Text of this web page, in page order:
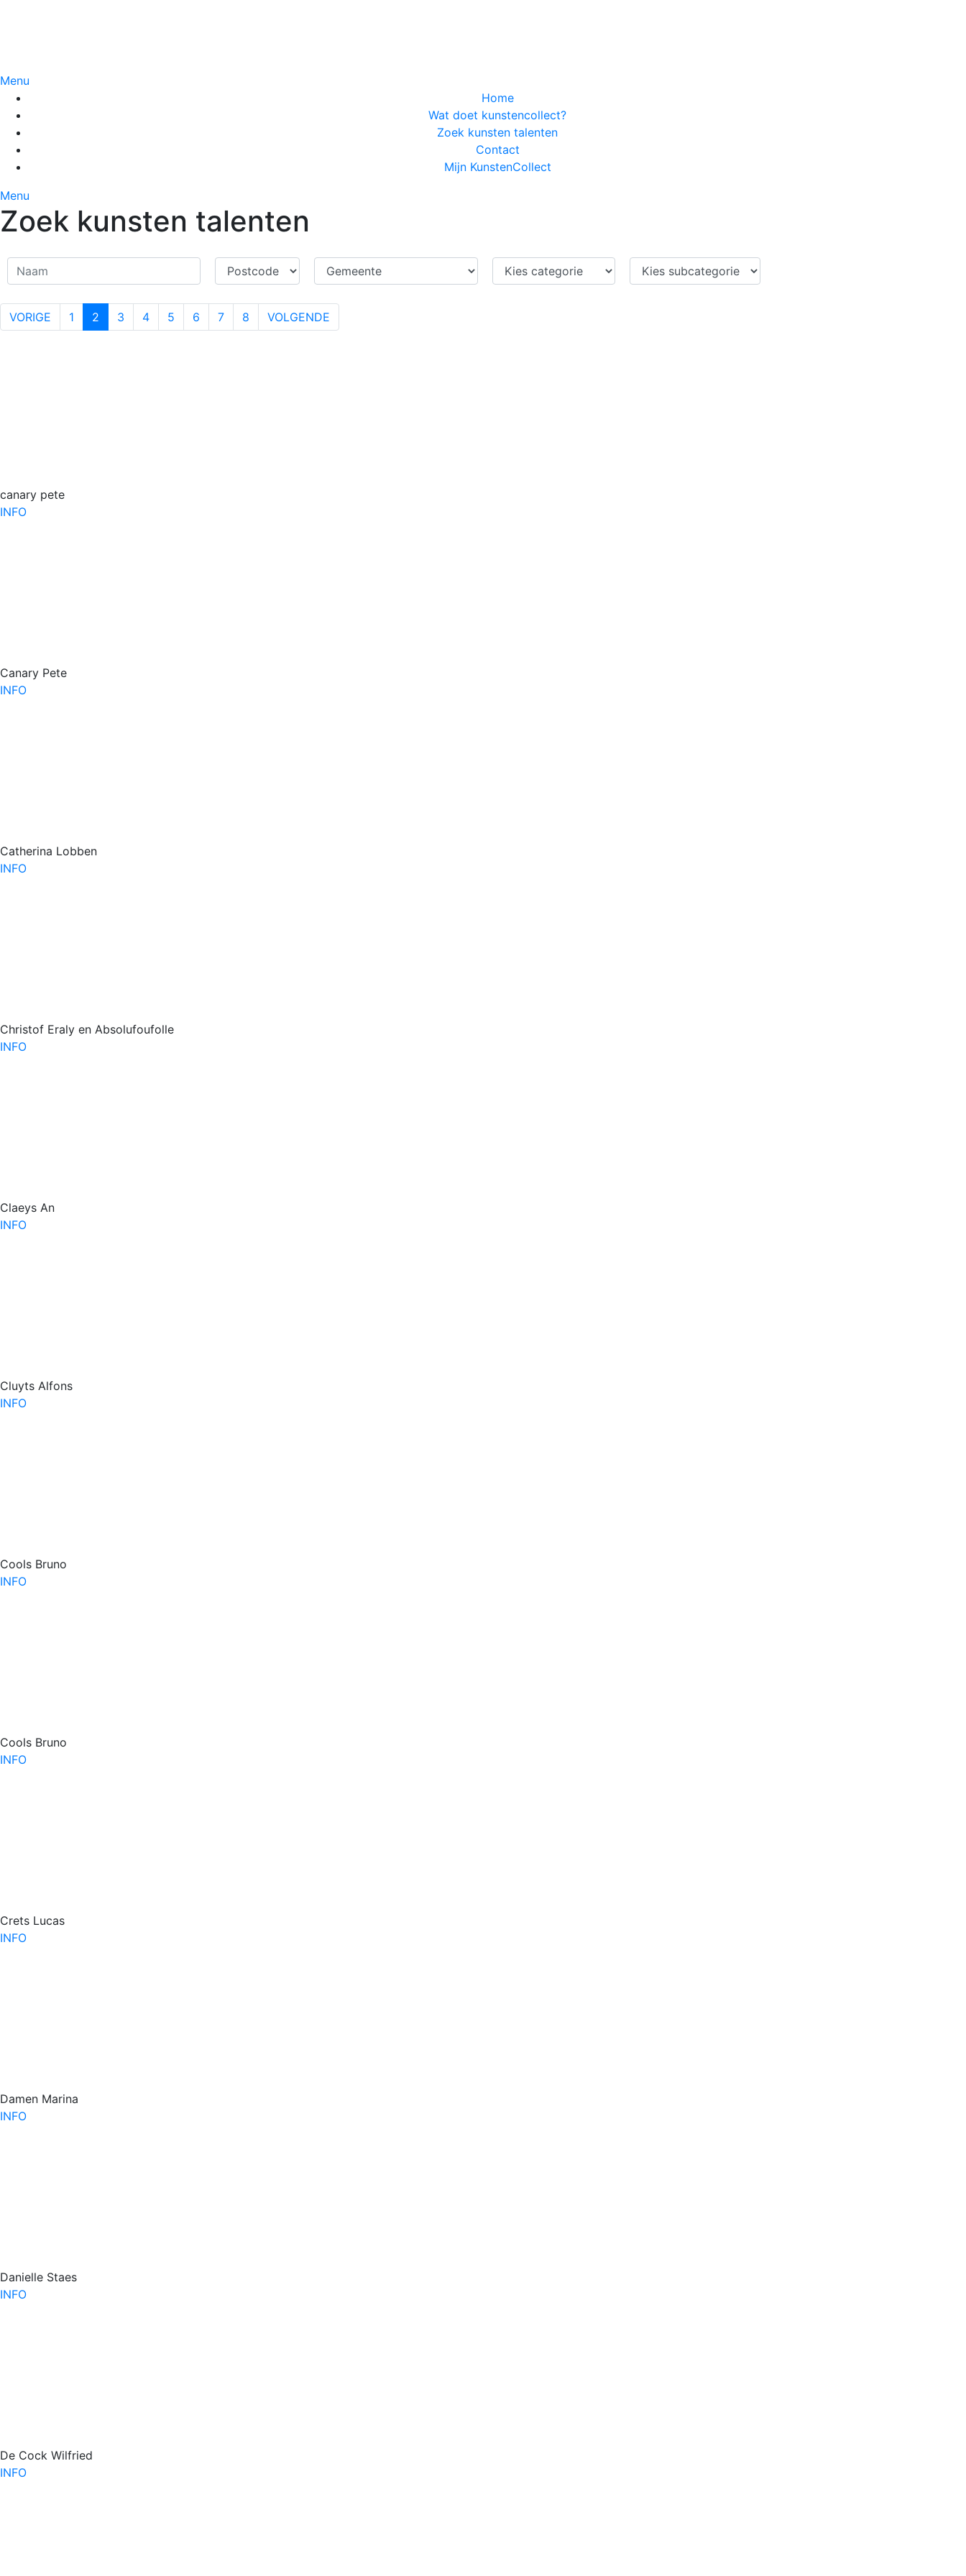
Menu
Home
Wat doet kunstencollect?
Zoek kunsten talenten
Contact
Mijn KunstenCollect
Menu
Zoek kunsten talenten
VORIGE 1 2 3 4 5 6 7 8 VOLGENDE
canary pete
INFO
Canary Pete
INFO
Catherina Lobben
INFO
Christof Eraly en Absolufoufolle
INFO
Claeys An
INFO
Cluyts Alfons
INFO
Cools Bruno
INFO
Cools Bruno
INFO
Crets Lucas
INFO
Damen Marina
INFO
Danielle Staes
INFO
De Cock Wilfried
INFO